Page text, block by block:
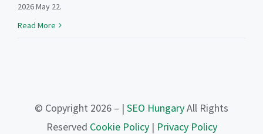
2026 May 22.
Read More
© Copyright 2026 – | SEO HungaryAll Rights
Reserved Cookie Policy| Privacy Policy